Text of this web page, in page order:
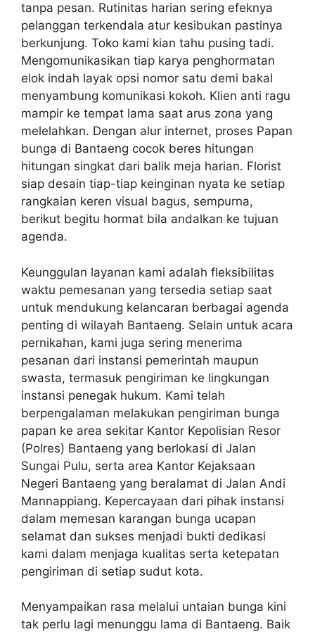
tanpa pesan. Rutinitas harian sering efeknya
pelanggan terkendala atur kesibukan pastinya
berkunjung. Toko kami kian tahu pusing tadi.
Mengomunikasikan tiap karya penghormatan
elok indah layak opsi nomor satu demi bakal
menyambung komunikasi kokoh. Klien anti ragu
mampir ke tempat lama saat arus zona yang
melelahkan. Dengan alur internet, proses Papan
bunga di Bantaeng cocok beres hitungan
hitungan singkat dari balik meja harian. Florist
siap desain tiap-tiap keinginan nyata ke setiap
rangkaian keren visual bagus, sempurna,
berikut begitu hormat bila andalkan ke tujuan
agenda.
Keunggulan layanan kami adalah fleksibilitas
waktu pemesanan yang tersedia setiap saat
untuk mendukung kelancaran berbagai agenda
penting di wilayah Bantaeng. Selain untuk acara
pernikahan, kami juga sering menerima
pesanan dari instansi pemerintah maupun
swasta, termasuk pengiriman ke lingkungan
instansi penegak hukum. Kami telah
berpengalaman melakukan pengiriman bunga
papan ke area sekitar Kantor Kepolisian Resor
(Polres) Bantaeng yang berlokasi di Jalan
Sungai Pulu, serta area Kantor Kejaksaan
Negeri Bantaeng yang beralamat di Jalan Andi
Mannappiang. Kepercayaan dari pihak instansi
dalam memesan karangan bunga ucapan
selamat dan sukses menjadi bukti dedikasi
kami dalam menjaga kualitas serta ketepatan
pengiriman di setiap sudut kota.
Menyampaikan rasa melalui untaian bunga kini
tak perlu lagi menunggu lama di Bantaeng. Baik